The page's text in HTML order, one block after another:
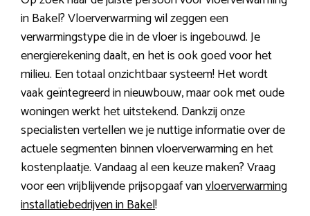
in Bakel? Vloerverwarming wil zeggen een
verwarmingstype die in de vloer is ingebouwd. Je
energierekening daalt, en het is ook goed voor het
milieu. Een totaal onzichtbaar systeem! Het wordt
vaak geïntegreerd in nieuwbouw, maar ook met oude
woningen werkt het uitstekend. Dankzij onze
specialisten vertellen we je nuttige informatie over de
actuele segmenten binnen vloerverwarming en het
kostenplaatje. Vandaag al een keuze maken? Vraag
voor een vrijblijvende prijsopgaaf vanvloerverwarming
installatiebedrijven in Bakel!